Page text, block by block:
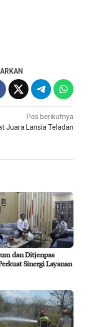
Pos berikutnya
Juara Lansia Teladan
dan Ditjenpas
Sinergi Layanan